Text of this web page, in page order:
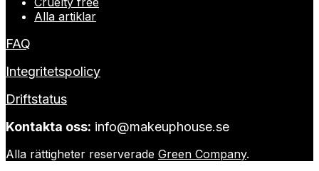
Alla artiklar
FAQ
Integritetspolicy
Driftstatus
Kontakta oss: info@makeuphouse.se
Alla rättigheter reserverade Green Company.